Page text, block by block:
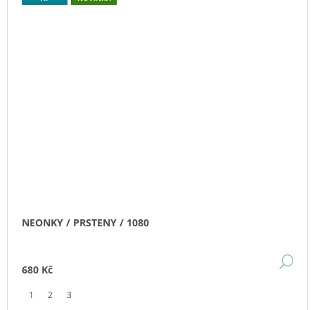
NEONKY / PRSTENY / 1080
680 Kč
1 2 3